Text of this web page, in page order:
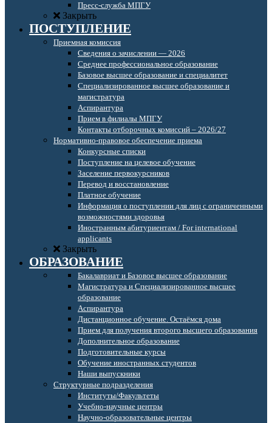
Пресс-служба МПГУ
Закрыть
ПОСТУПЛЕНИЕ
Приемная комиссия
Сведения о зачислении — 2026
Среднее профессиональное образование
Базовое высшее образование и специалитет
Специализированное высшее образование и
магистратура
Аспирантура
Прием в филиалы МПГУ
Контакты отборочных комиссий – 2026/27
Нормативно-правовое обеспечение приема
Конкурсные списки
Поступление на целевое обучение
Заселение первокурсников
Перевод и восстановление
Платное обучение
Информация о поступлении для лиц с ограниченными
возможностями здоровья
Иностранным абитуриентам / For international
applicants
Закрыть
ОБРАЗОВАНИЕ
Бакалавриат и Базовое высшее образование
Магистратура и Специализированное высшее
образование
Аспирантура
Дистанционное обучение. Остаёмся дома
Прием для получения второго высшего образования
Дополнительное образование
Подготовительные курсы
Обучение иностранных студентов
Наши выпускники
Структурные подразделения
Институты/Факультеты
Учебно-научные центры
Научно-образовательные центры